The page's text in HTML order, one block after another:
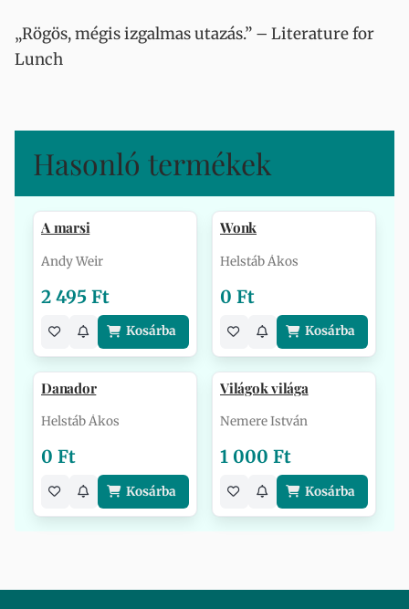
„Rögös, mégis izgalmas utazás.” – Literature for
Lunch
Hasonló termékek
A marsi
Andy Weir
2 495 Ft
Kosárba
Wonk
Helstáb Ákos
0 Ft
Kosárba
Danador
Helstáb Ákos
0 Ft
Kosárba
Világok világa
Nemere István
1 000 Ft
Kosárba